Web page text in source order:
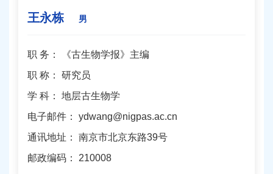
王永栋 男
职 务：
《古生物学报》主编
职 称： 研究员
学 科： 地层古生物学
电子邮件：
ydwang@nigpas.ac.cn
通讯地址：
南京市北京东路39号
邮政编码：
210008